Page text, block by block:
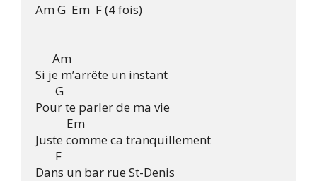
Am G  Em  F (4 fois)
      Am
Si je m’arrête un instant
       G
Pour te parler de ma vie
           Em
Juste comme ca tranquillement
       F
Dans un bar rue St-Denis